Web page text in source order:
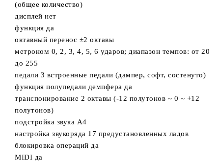
(общее количество)
дисплей нет
функция да
октавный перенос ±2 октавы
метроном 0, 2, 3, 4, 5, 6 ударов; диапазон темпов: от 20
до 255
педали 3 встроенные педали (дампер, софт, состенуто)
функция полупедали демпфера да
транспонирование 2 октавы (-12 полутонов ~ 0 ~ +12
полутонов)
подстройка звука A4
настройка звукоряда 17 предустановленных ладов
блокировка операций да
MIDI да